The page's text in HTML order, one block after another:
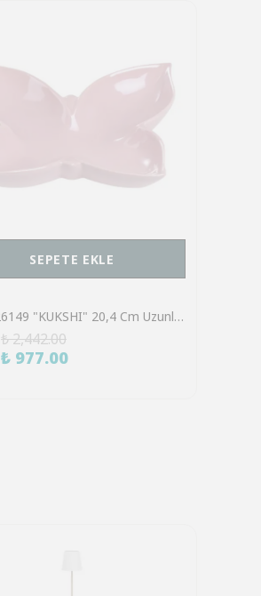
SEPETE EKLE
Eglo 426149 "KUKSHI" 20,4 Cm Uzunluğunda 16,2 Cm Genişliğinde Kelebek Şeklinde Pembe Kase
₺ 2,442.00
₺ 977.00